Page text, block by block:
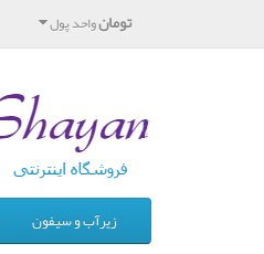
تومانواحد پول
زیرآب و سیفون